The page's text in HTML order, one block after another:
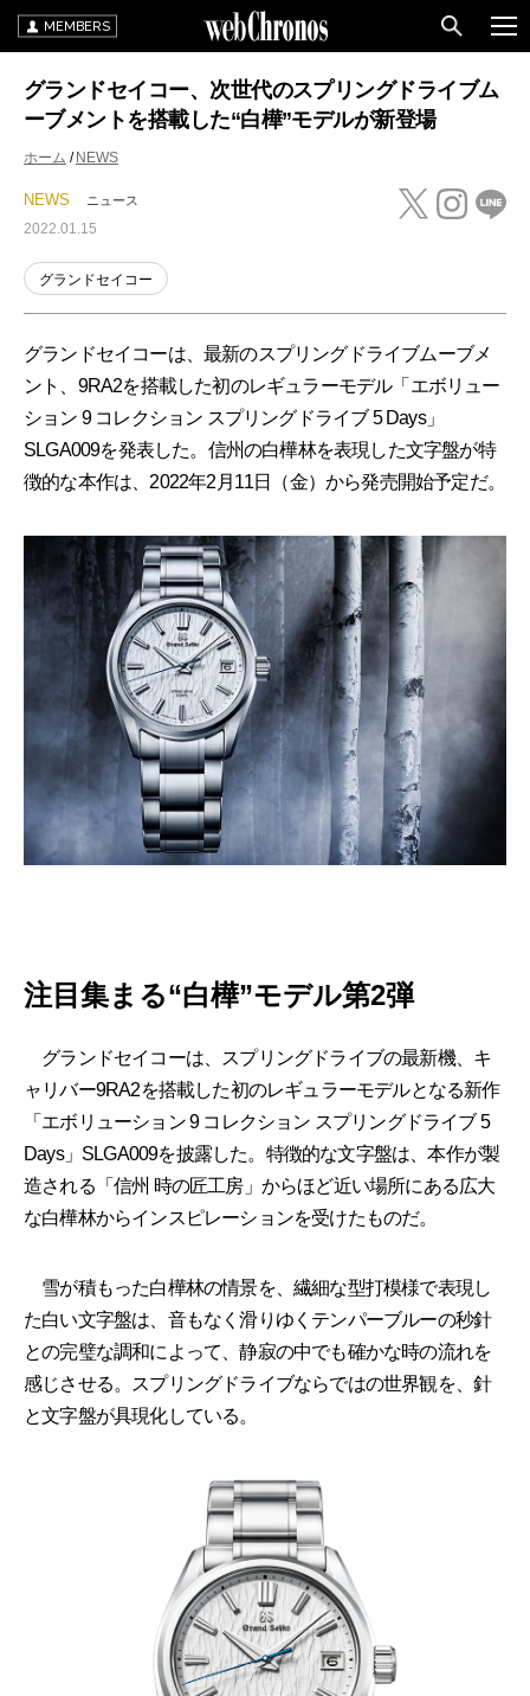
MEMBERS
グランドセイコー、次世代のスプリングドライブム
ーブメントを搭載した“白樺”モデルが新登場
ホーム NEWS
NEWS ニュース
2022.01.15
グランドセイコー
グランドセイコーは、最新のスプリングドライブムーブメ
ント、9RA2を搭載した初のレギュラーモデル「エボリュー
ション 9 コレクション スプリングドライブ 5 Days」
SLGA009を発表した。信州の白樺林を表現した文字盤が特
徴的な本作は、2022年2月11日（金）から発売開始予定だ。
注目集まる“白樺”モデル第2弾
グランドセイコーは、スプリングドライブの最新機、キ
ャリバー9RA2を搭載した初のレギュラーモデルとなる新作
「エボリューション 9 コレクション スプリングドライブ 5
Days」SLGA009を披露した。特徴的な文字盤は、本作が製
造される「信州 時の匠工房」からほど近い場所にある広大
な白樺林からインスピレーションを受けたものだ。
雪が積もった白樺林の情景を、繊細な型打模様で表現し
た白い文字盤は、音もなく滑りゆくテンパーブルーの秒針
との完璧な調和によって、静寂の中でも確かな時の流れを
感じさせる。スプリングドライブならではの世界観を、針
と文字盤が具現化している。